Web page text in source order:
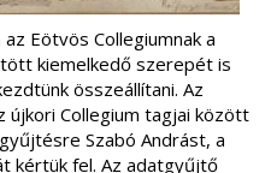
Eötvös Collegiumnak a
kiemelkedő szerepét is
összeállítani. Az
Collegium tagjai között
Szabó Andrást, a
kértük fel. Az adatgyűjtő